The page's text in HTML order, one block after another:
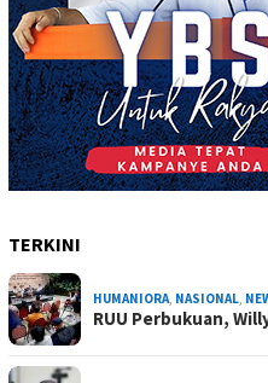
TERKINI
HUMANIORA, NASIONAL,
RUU Perbukuan,